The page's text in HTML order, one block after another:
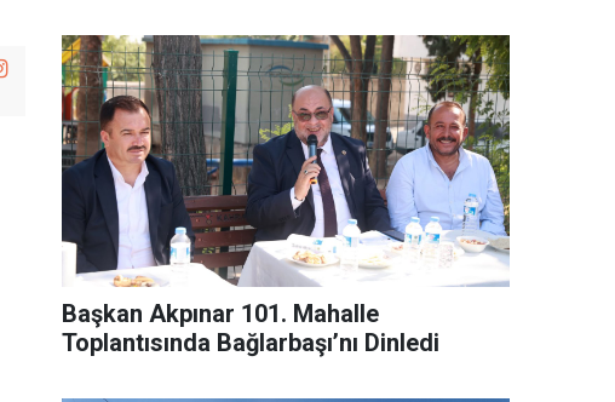
Başkan Akpınar 101. Mahalle
Toplantısında Bağlarbaşı’nı Dinledi